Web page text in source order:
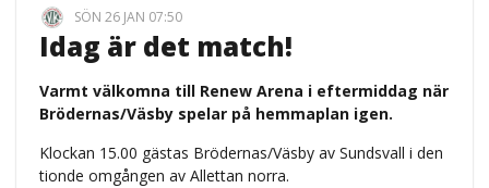
SÖN 26 JAN 07:50
Idag är det match!
Varmt välkomna till Renew Arena i eftermiddag när
Brödernas/Väsby spelar på hemmaplan igen.
Klockan 15.00 gästas Brödernas/Väsby av Sundsvall i den
tionde omgången av Allettan norra.